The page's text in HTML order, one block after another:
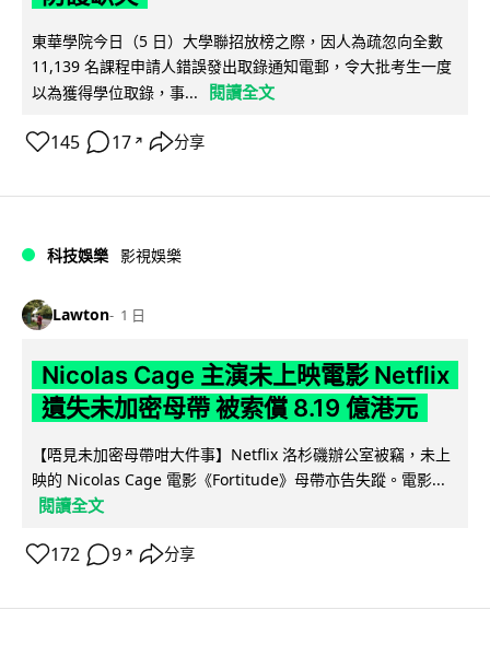
東華學院今日（5 日）大學聯招放榜之際，因人為疏忽向全數
11,139 名課程申請人錯誤發出取錄通知電郵，令大批考生一度
以為獲得學位取錄，事...
閱讀全文
145 17 ↗ 分享
科技娛樂 影視娛樂
Lawton 1 日
Nicolas Cage 主演未上映電影 Netflix
遺失未加密母帶 被索償 8.19 億港元
【唔見未加密母帶咁大件事】Netflix 洛杉磯辦公室被竊，未上
映的 Nicolas Cage 電影《Fortitude》母帶亦告失蹤。電影...
閱讀全文
172 9 ↗ 分享